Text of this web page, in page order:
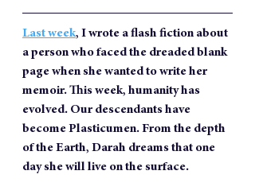
Last week, I wrote a flash fiction about
a person who faced the dreaded blank
page when she wanted to write her
memoir. This week, humanity has
evolved. Our descendants have
become Plasticumen. From the depth
of the Earth, Darah dreams that one
day she will live on the surface.